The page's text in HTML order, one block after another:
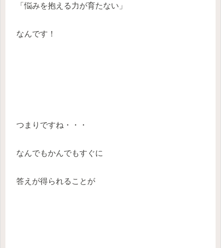
「悩みを抱える力が育たない」
なんです！
つまりですね・・・
なんでもかんでもすぐに
答えが得られることが